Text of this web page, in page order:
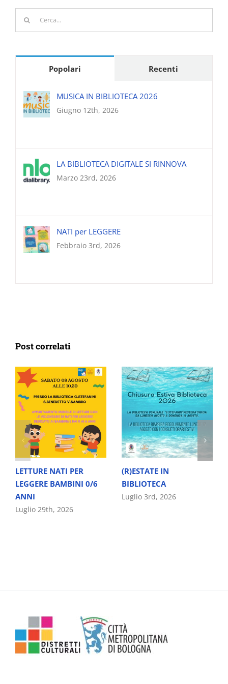
Cerca
per:
Popolari Recenti
MUSICA IN BIBLIOTECA 2026
Giugno 12th, 2026
LA BIBLIOTECA DIGITALE SI RINNOVA
Marzo 23rd, 2026
NATI per LEGGERE
Febbraio 3rd, 2026
Post correlati
LETTURE NATI PER
LEGGERE BAMBINI 0/6
ANNI
Luglio 29th, 2026
(R)ESTATE IN
BIBLIOTECA
Luglio 3rd, 2026